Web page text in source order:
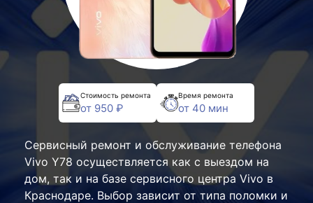
Стоимость ремонта
от 950 ₽
Время ремонта
от 40 мин
Сервисный ремонт и обслуживание телефона
Vivo Y78 осуществляется как с выездом на
дом, так и на базе сервисного центра Vivo в
Краснодаре. Выбор зависит от типа поломки и